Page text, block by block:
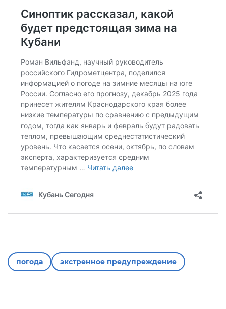
погода экстренное предупреждение